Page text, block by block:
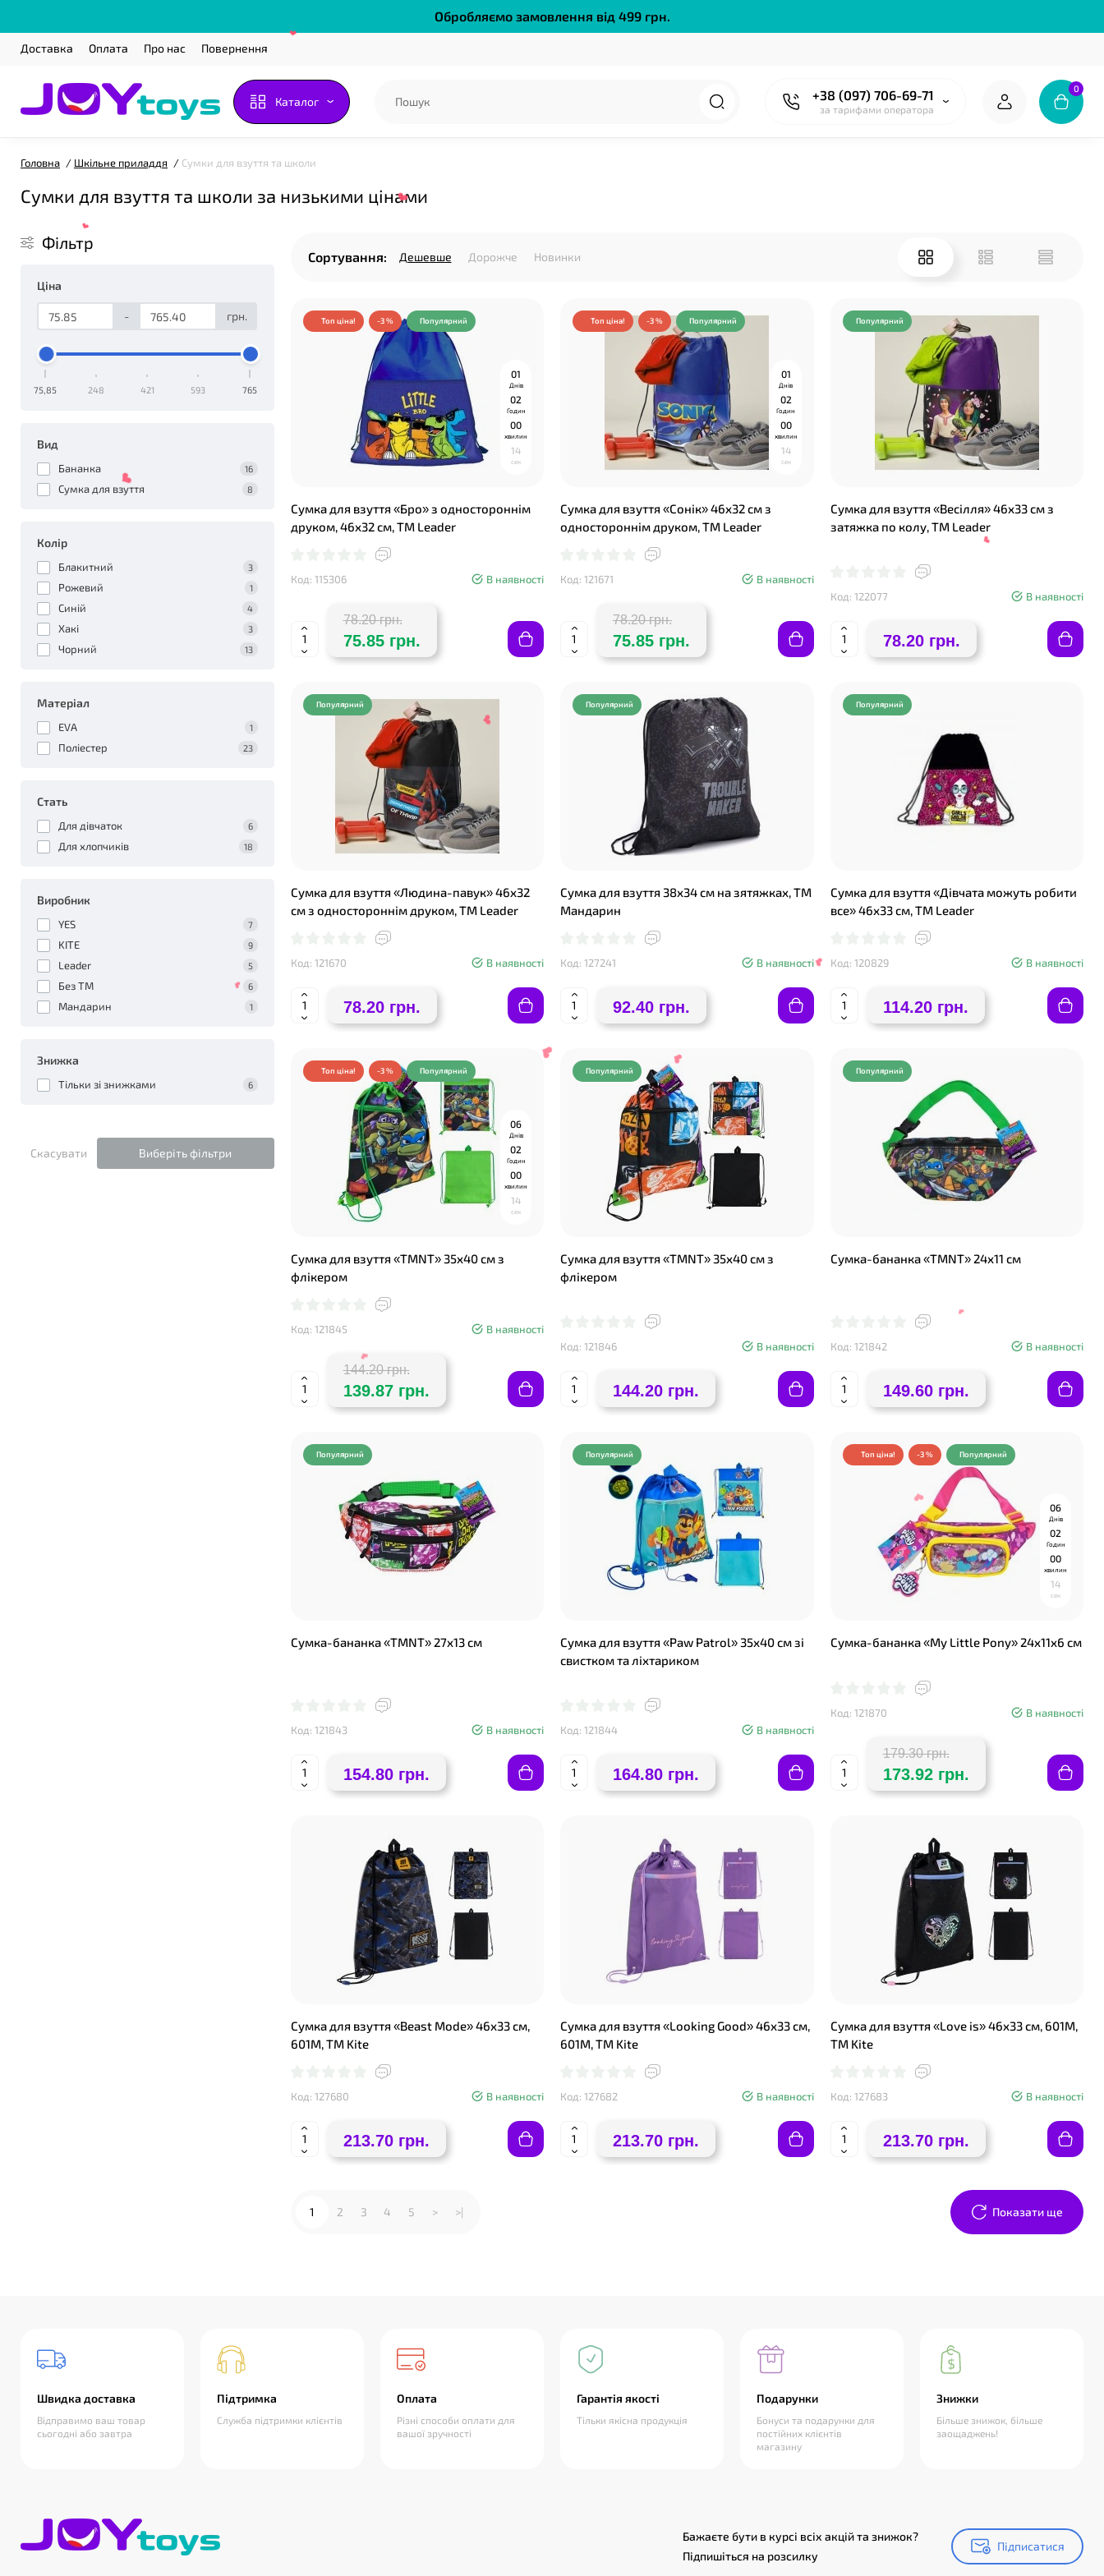
Обробляємо замовлення від 499 грн.
Доставка Оплата Про нас Повернення
Каталог +38 (097) 706-69-71
за тарифами оператора
0
Головна Шкільне приладдя Сумки для взуття та школи
Сумки для взуття та школи за низькими цінами
Фільтр
Ціна
- грн.
75,85 248 421 593 765
Вид
Бананка 16
Сумка для взуття 8
Колір
Блакитний 3
Рожевий 1
Синій 4
Хакі 3
Чорний 13
Матеріал
EVA 1
Поліестер 23
Стать
Для дівчаток 6
Для хлопчиків 18
Виробник
YES 7
KITE 9
Leader 5
Без ТМ 6
Мандарин 1
Знижка
Тільки зі знижками 6
Скасувати Виберіть фільтри
Сортування: Дешевше Дорожче Новинки
Топ ціна! -3 % Популярний
01
Днів
02
Годин
00
хвилин
13
сек
Сумка для взуття «Бро» з одностороннім
друком, 46х32 см, ТМ Leader
Код: 115306 В наявності
78.20 грн.
75.85 грн.
Топ ціна! -3 % Популярний
01
Днів
02
Годин
00
хвилин
13
сек
Сумка для взуття «Сонік» 46х32 см з
одностороннім друком, ТМ Leader
Код: 121671 В наявності
78.20 грн.
75.85 грн.
Популярний
Сумка для взуття «Весілля» 46х33 см з
затяжка по колу, ТМ Leader
Код: 122077 В наявності
78.20 грн.
Популярний
Сумка для взуття «Людина-павук» 46х32
см з одностороннім друком, ТМ Leader
Код: 121670 В наявності
78.20 грн.
Популярний
Сумка для взуття 38х34 см на зятяжках, ТМ
Мандарин
Код: 127241 В наявності
92.40 грн.
Популярний
Сумка для взуття «Дівчата можуть робити
все» 46х33 см, ТМ Leader
Код: 120829 В наявності
114.20 грн.
Топ ціна! -3 % Популярний
06
Днів
02
Годин
00
хвилин
13
сек
Сумка для взуття «TMNT» 35х40 см з
флікером
Код: 121845 В наявності
144.20 грн.
139.87 грн.
Популярний
Сумка для взуття «TMNT» 35х40 см з
флікером
Код: 121846 В наявності
144.20 грн.
Популярний
Сумка-бананка «TMNТ» 24х11 см
Код: 121842 В наявності
149.60 грн.
Популярний
Сумка-бананка «TMNТ» 27х13 см
Код: 121843 В наявності
154.80 грн.
Популярний
Сумка для взуття «Paw Patrol» 35х40 см зі
свистком та ліхтариком
Код: 121844 В наявності
164.80 грн.
Топ ціна! -3 % Популярний
06
Днів
02
Годин
00
хвилин
13
сек
Сумка-бананка «My Little Pony» 24х11х6 см
Код: 121870 В наявності
179.30 грн.
173.92 грн.
Сумка для взуття «Beast Mode» 46х33 см,
601M, ТМ Kite
Код: 127680 В наявності
213.70 грн.
Сумка для взуття «Looking Good» 46х33 см,
601M, ТМ Kite
Код: 127682 В наявності
213.70 грн.
Сумка для взуття «Love is» 46х33 см, 601M,
ТМ Kite
Код: 127683 В наявності
213.70 грн.
Показати ще
1 2 3 4 5 > >|
Швидка доставка
Відправимо ваш товар
сьогодні або завтра
Підтримка
Служба підтримки клієнтів
Оплата
Різні способи оплати для
вашої зручності
Гарантія якості
Тільки якісна продукція
Подарунки
Бонуси та подарунки для
постійних клієнтів
магазину
Знижки
Більше знижок, більше
заощаджень!
Бажаєте бути в курсі всіх акцій та знижок?
Підпишіться на розсилку
Підписатися
Підписатися
❤
❤
❤
❤